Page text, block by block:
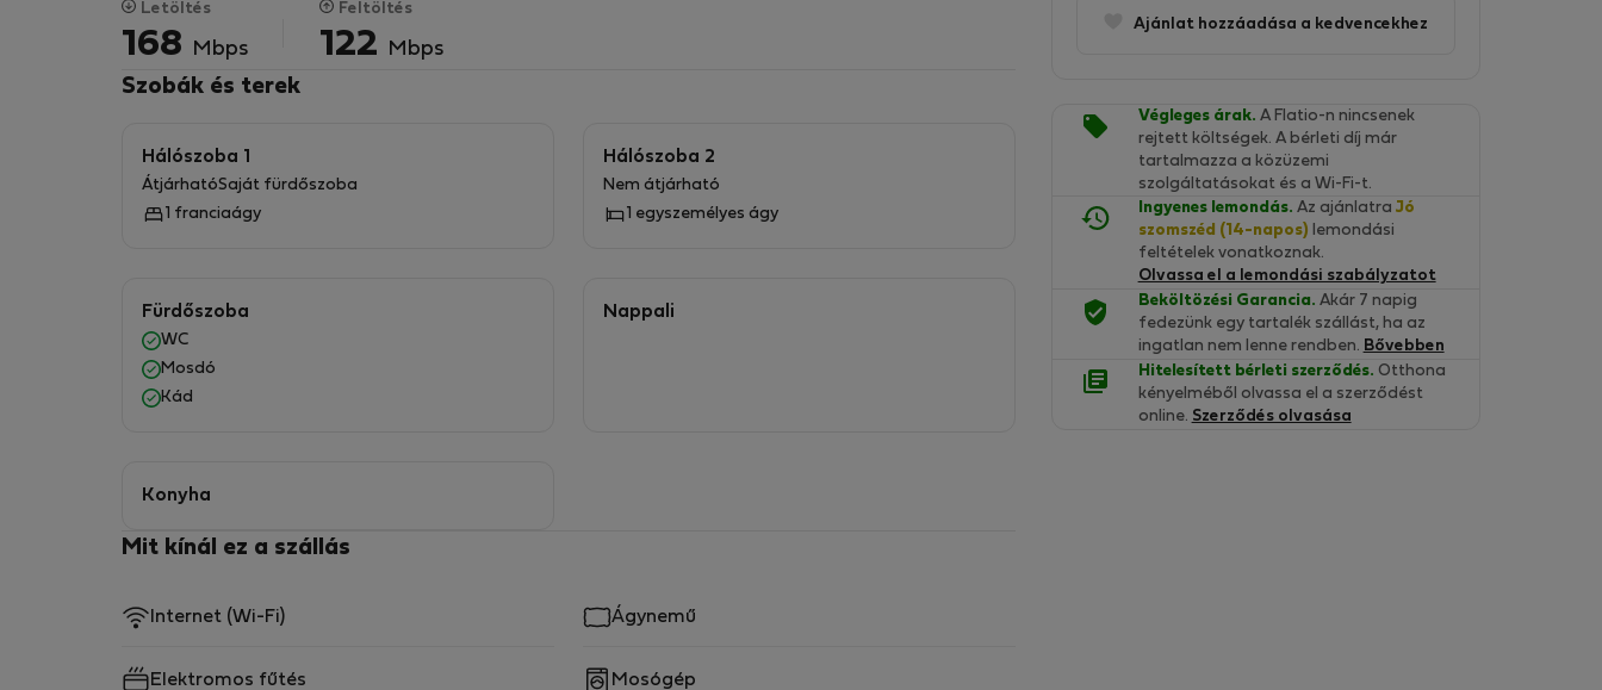
Letöltés
168 Mbps
Feltöltés
122 Mbps
Szobák és terek
Hálószoba 1
ÁtjárhatóSaját fürdőszoba
1 franciaágy
Hálószoba 2
Nem átjárható
1 egyszemélyes ágy
Fürdőszoba
WC
Mosdó
Kád
Nappali
Konyha
Mit kínál ez a szállás
Internet (Wi-Fi) Ágynemű
Elektromos fűtés Mosógép
Ajánlat hozzáadása a kedvencekhez
Végleges árak. A Flatio-n nincsenek
rejtett költségek. A bérleti díj már
tartalmazza a közüzemi
szolgáltatásokat és a Wi-Fi-t.
Ingyenes lemondás. Az ajánlatra Jó
szomszéd (14-napos) lemondási
feltételek vonatkoznak.
Olvassa el a lemondási szabályzatot
Beköltözési Garancia. Akár 7 napig
fedezünk egy tartalék szállást, ha az
ingatlan nem lenne rendben. Bővebben
Hitelesített bérleti szerződés. Otthona
kényelméből olvassa el a szerződést
online. Szerződés olvasása